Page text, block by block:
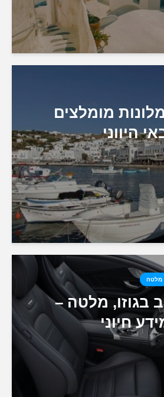
מומלצים
היווני
מלטה
בגוזו, מלטה –
חיוני